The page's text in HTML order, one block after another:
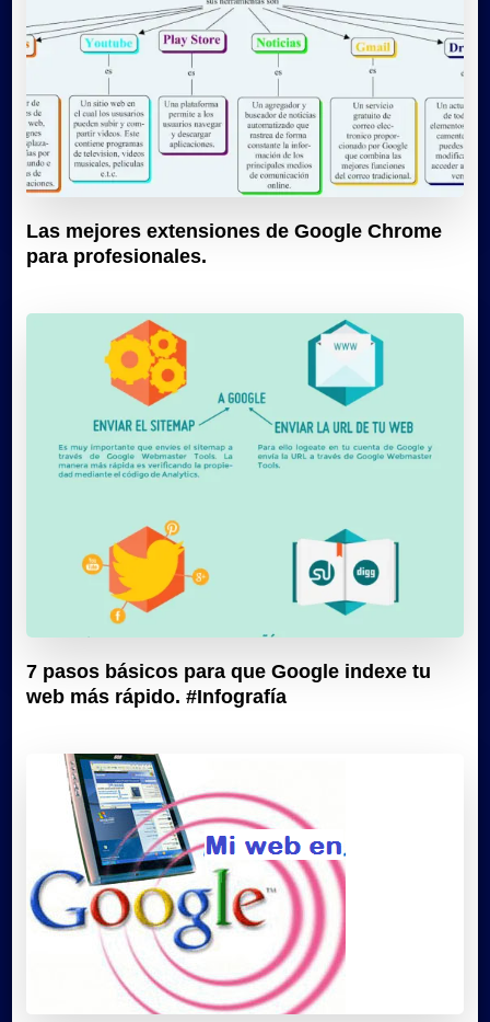
Las mejores extensiones de Google Chrome
para profesionales.
7 pasos básicos para que Google indexe tu
web más rápido. #Infografía